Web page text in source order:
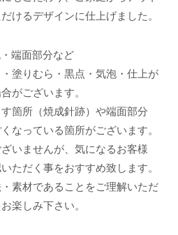
けるデザインに仕上げました。
端面部分など
塗りむら・黒点・気泡・仕上が
がございます。
箇所（焼成針跡）や端面部分
なっている箇所がございます。
いませんが、気になるお客様
ただく事をおすすめ致します。
素材であることをご理解いただ
楽しみ下さい。